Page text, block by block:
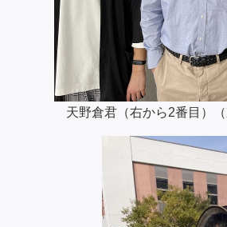
天野倉君（右から2番目）